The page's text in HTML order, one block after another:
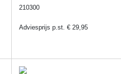
210300
Adviesprijs p.st. € 29,95